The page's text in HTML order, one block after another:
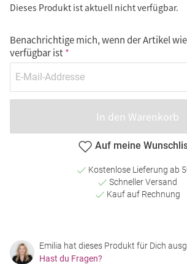
Dieses Produkt ist aktuell nicht verfügbar.
Benachrichtige mich, wenn der Artikel
verfügbar ist
In den Warenkorb
Auf meine
Kostenlose Lieferung ab
Schneller Versand
Kauf auf Rechnung
Emilia hat dieses Produkt für Dich
Hast du Fragen?